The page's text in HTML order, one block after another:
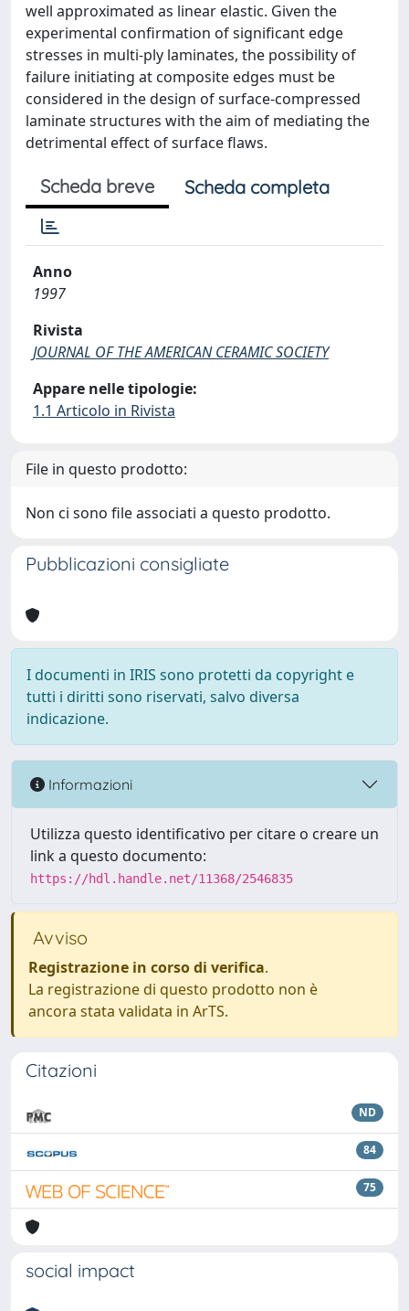
well approximated as linear elastic. Given the
experimental confirmation of significant edge
stresses in multi-ply laminates, the possibility of
failure initiating at composite edges must be
considered in the design of surface-compressed
laminate structures with the aim of mediating the
detrimental effect of surface flaws.
Scheda breve Scheda completa
Anno
1997
Rivista
JOURNAL OF THE AMERICAN CERAMIC SOCIETY
Appare nelle tipologie:
1.1 Articolo in Rivista
File in questo prodotto:
Non ci sono file associati a questo prodotto.
Pubblicazioni consigliate
I documenti in IRIS sono protetti da copyright e
tutti i diritti sono riservati, salvo diversa
indicazione.
Informazioni
Utilizza questo identificativo per citare o creare un
link a questo documento:
https://hdl.handle.net/11368/2546835
Avviso
Registrazione in corso di verifica.
La registrazione di questo prodotto non è
ancora stata validata in ArTS.
Citazioni
ND
84
75
social impact